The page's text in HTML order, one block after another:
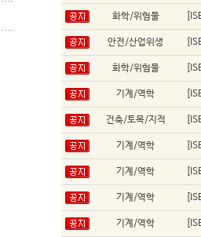
화학/위험물
안전/산업위생
화학/위험물
기계/역학
건축/토목/지적
기계/역학
기계/역학
기계/역학
기계/역학